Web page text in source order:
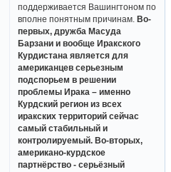
поддерживается Вашингтоном по
вполне понятным причинам.Во-
первых, дружба Масуда
Барзани и вообще Иракского
Курдистана является для
американцев серьезным
подспорьем в решении
проблемы Ирака – именно
Курдский регион из всех
иракских территорий сейчас
самый стабильный и
контролируемый. Во-вторых,
американо-курдское
партнёрство - серьёзный